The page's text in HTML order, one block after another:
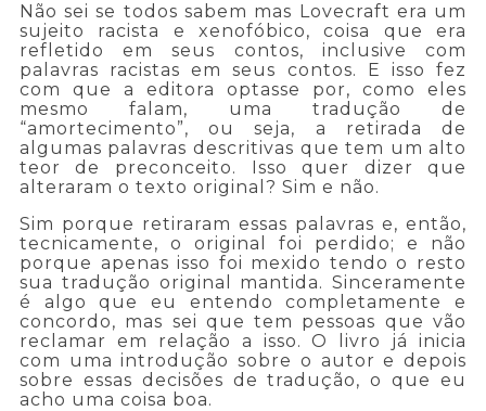
Não sei se todos sabem mas Lovecraft era um
sujeito racista e xenofóbico, coisa que era
refletido em seus contos, inclusive com
palavras racistas em seus contos. E isso fez
com que a editora optasse por, como eles
mesmo falam, uma tradução de
“amortecimento”, ou seja, a retirada de
algumas palavras descritivas que tem um alto
teor de preconceito. Isso quer dizer que
alteraram o texto original? Sim e não.
Sim porque retiraram essas palavras e, então,
tecnicamente, o original foi perdido; e não
porque apenas isso foi mexido tendo o resto
sua tradução original mantida. Sinceramente
é algo que eu entendo completamente e
concordo, mas sei que tem pessoas que vão
reclamar em relação a isso. O livro já inicia
com uma introdução sobre o autor e depois
sobre essas decisões de tradução, o que eu
acho uma coisa boa.